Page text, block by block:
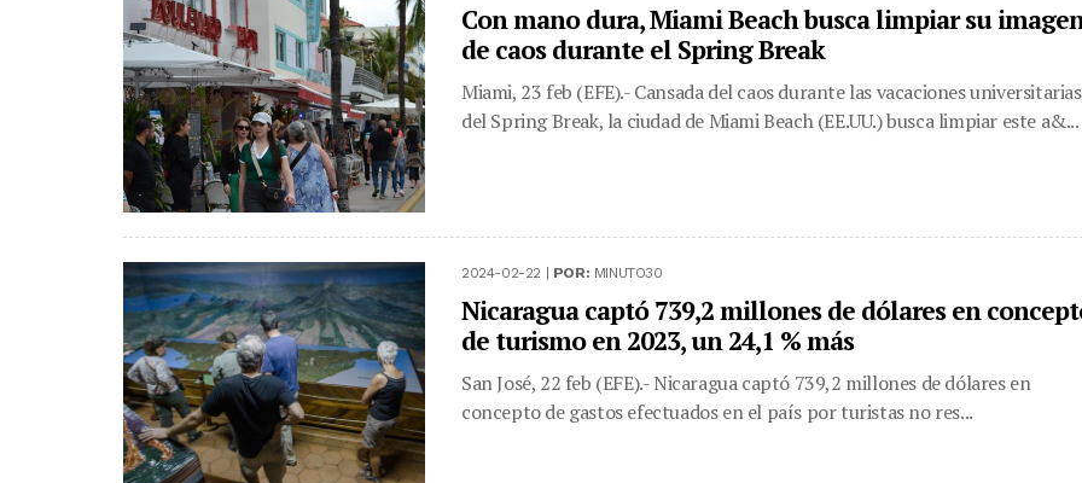
Con mano dura, Miami Beach busca limpiar su
de caos durante el Spring Break
Miami, 23 feb (EFE).- Cansada del caos durante las vacaciones universitarias
del Spring Break, la ciudad de Miami Beach (EE.UU.) busca limpiar este a&...
2024-02-22 | POR: MINUTO30
Nicaragua captó 739,2 millones de dólares en
de turismo en 2023, un 24,1 % más
San José, 22 feb (EFE).- Nicaragua captó 739,2 millones de dólares en
concepto de gastos efectuados en el país por turistas no res...